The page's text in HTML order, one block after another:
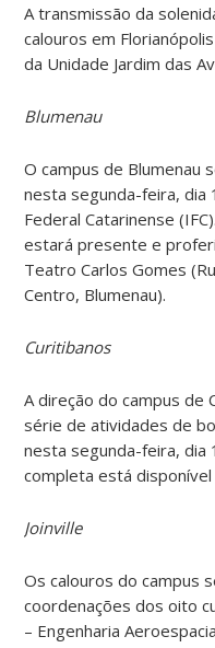
A transmissão da
calouros em
da Unidade Jardim das
Blumenau
O campus de Blumenau
nesta segunda-feira,
Federal Catarinense
estará presente e
Teatro Carlos Gomes
Centro, Blumenau).
Curitibanos
A direção do campus de
série de atividades de
nesta segunda-feira, dia
completa está
Joinville
Os calouros do campus
coordenações dos oito
– Engenharia